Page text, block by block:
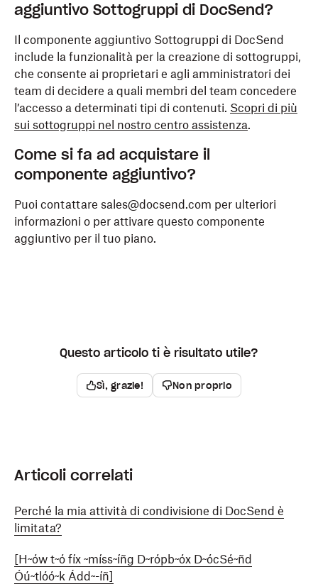
aggiuntivo Sottogruppi di DocSend?
Il componente aggiuntivo Sottogruppi di DocSend
include la funzionalità per la creazione di sottogruppi,
che consente ai proprietari e agli amministratori dei
team di decidere a quali membri del team concedere
l’accesso a determinati tipi di contenuti. Scopri di più
sui sottogruppi nel nostro centro assistenza.
Come si fa ad acquistare il
componente aggiuntivo?
Puoi contattare sales@docsend.com per ulteriori
informazioni o per attivare questo componente
aggiuntivo per il tuo piano.
Questo articolo ti è risultato utile?
Sì, grazie! Non proprio
Articoli correlati
Perché la mia attività di condivisione di DocSend è
limitata?
[H~ów t~ó fíx ~míss~íñg D~rópb~óx D~ócSé~ñd
Óú~tlóó~k Ádd~-íñ]